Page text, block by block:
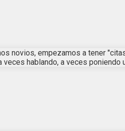
novios, empezamos a tener
hablando, a veces